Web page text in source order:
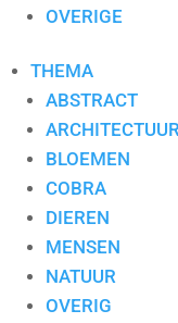
OVERIGE
THEMA
ABSTRACT
BLOEMEN
COBRA
DIEREN
MENSEN
NATUUR
OVERIG
Hoge